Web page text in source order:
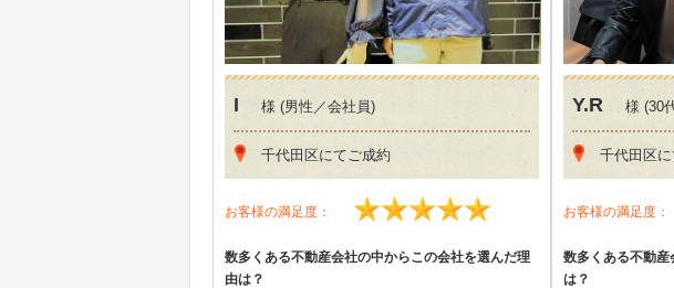
I 様 (男性／会社員)
千代田区にてご成約
お客様の満足度：
数多くある不動産会社の中からこの会社を選んだ理
由は？
Y.R 様 (30
千代田区
お客様の満足度：
数多くある不動
は？